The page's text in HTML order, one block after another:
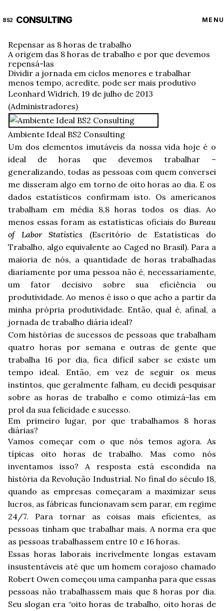
BS2 CONSULTING MENU
Repensar as 8 horas de trabalho
A origem das 8 horas de trabalho e por que devemos
repensá-las
Dividir a jornada em ciclos menores e trabalhar
menos tempo, acredite, pode ser mais produtivo
Leonhard Widrich, 19 de julho de 2013
(Administradores)
Ambiente Ideal BS2 Consulting
Um dos elementos imutáveis da nossa vida hoje é o
ideal de horas que devemos trabalhar –
generalizando, todas as pessoas com quem conversei
me disseram algo em torno de oito horas ao dia. E os
dados estatísticos confirmam isto. Os americanos
trabalham em média 8,8 horas todos os dias. Ao
menos essas foram as estatísticas oficiais do Bureau
of Labor Statistics (Escritório de Estatísticas do
Trabalho, algo equivalente ao Caged no Brasil). Para a
maioria de nós, a quantidade de horas trabalhadas
diariamente por uma pessoa não é, necessariamente,
um fator decisivo sobre sua eficiência ou
produtividade. Ao menos é isso o que acho a partir da
minha própria produtividade. Então, qual é, afinal, a
jornada de trabalho diária ideal?
Com histórias de sucessos de pessoas que trabalham
quatro horas por semana e outras de gente que
trabalha 16 por dia, fica difícil saber se existe um
tempo ideal. Então, em vez de seguir os meus
instintos, que geralmente falham, eu decidi pesquisar
sobre as horas de trabalho e como otimizá-las em
prol da sua felicidade e sucesso.
Em primeiro lugar, por que trabalhamos 8 horas
diárias?
Vamos começar com o que nós temos agora. As
típicas oito horas de trabalho. Mas como nós
inventamos isso? A resposta está escondida na
história da Revolução Industrial. No final do século 18,
quando as empresas começaram a maximizar seus
lucros, as fábricas funcionavam sem parar, em regime
24/7. Para tornar as coisas mais eficientes, as
pessoas tinham que trabalhar mais. A norma era que
as pessoas trabalhassem entre 10 e 16 horas.
Essas horas laborais incrivelmente longas estavam
insustentáveis até que um homem corajoso chamado
Robert Owen começou uma campanha para que essas
pessoas não trabalhassem mais que 8 horas por dia.
Seu slogan era “oito horas de trabalho, oito horas de